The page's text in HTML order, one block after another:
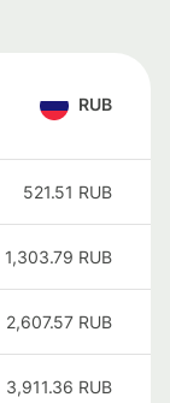
RUB
521.51 RUB
1,303.79 RUB
2,607.57 RUB
3,911.36 RUB